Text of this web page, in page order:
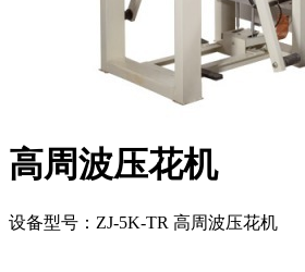
高周波压花机
设备型号：ZJ-5K-TR 高周波压花机